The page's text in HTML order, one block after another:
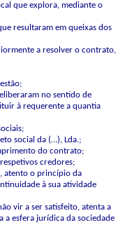
que explora, mediante o
resultaram em queixas dos
a resolver o contrato,
no sentido de
à requerente a quantia
social da (…), Lda.;
do contrato;
credores;
atento o princípio da
à sua atividade
vir a ser satisfeito, atenta a
a esfera jurídica da sociedade